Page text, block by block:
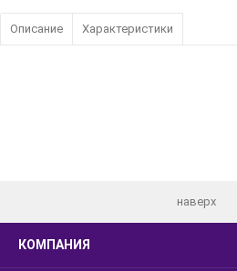
Описание Характеристики
наверх
КОМПАНИЯ